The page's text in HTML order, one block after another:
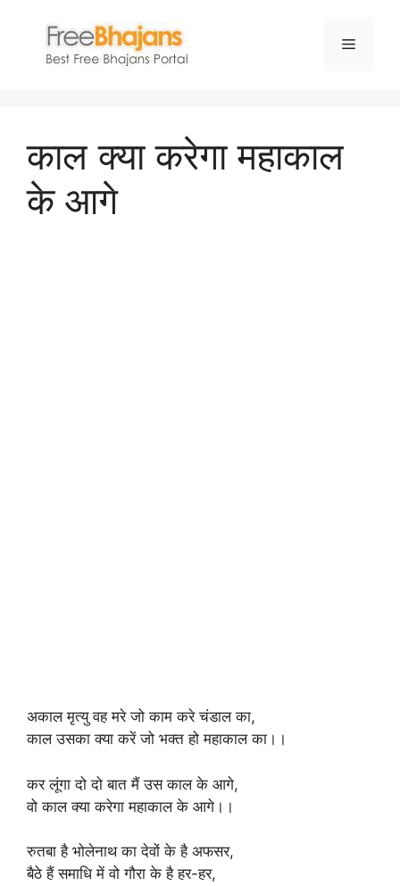
content
Menu
काल क्या करेगा महाकाल
के आगे
अकाल मृत्यु वह मरे जो काम करे चंडाल का,
काल उसका क्या करें जो भक्त हो महाकाल का।।
कर लूंगा दो दो बात मैं उस काल के आगे,
वो काल क्या करेगा महाकाल के आगे।।
रुतबा है भोलेनाथ का देवों के है अफसर,
बैठे हैं समाधि में वो गौरा के है हर-हर,